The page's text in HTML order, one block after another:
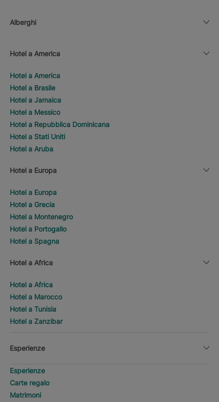
Alberghi
Hotel a America
Hotel a America
Hotel a Brasile
Hotel a Jamaica
Hotel a Messico
Hotel a Repubblica Dominicana
Hotel a Stati Uniti
Hotel a Aruba
Hotel a Europa
Hotel a Europa
Hotel a Grecia
Hotel a Montenegro
Hotel a Portogallo
Hotel a Spagna
Hotel a Africa
Hotel a Africa
Hotel a Marocco
Hotel a Tunisia
Hotel a Zanzibar
Esperienze
Esperienze
Carte regalo
Matrimoni